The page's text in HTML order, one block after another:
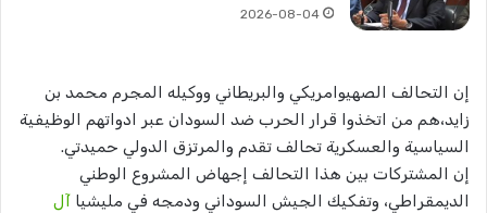
2026-08-04
إن التحالف الصهيوامريكي والبريطاني ووكيله المجرم محمد بن
زايد،هم من اتخذوا قرار الحرب ضد السودان عبر ادواتهم الوظيفية
السياسية والعسكرية تحالف تقدم والمرتزق الدولي حميدتي.
إن المشتركات بين هذا التحالف إجهاض المشروع الوطني
الديمقراطي، وتفكيك الجيش السوداني ودمجه في مليشيا آل